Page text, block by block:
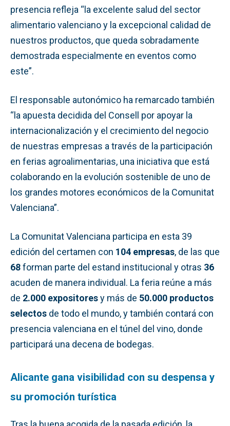
presencia refleja “la excelente salud del sector
alimentario valenciano y la excepcional calidad de
nuestros productos, que queda sobradamente
demostrada especialmente en eventos como
este”.
El responsable autonómico ha remarcado también
“la apuesta decidida del Consell por apoyar la
internacionalización y el crecimiento del negocio
de nuestras empresas a través de la participación
en ferias agroalimentarias, una iniciativa que está
colaborando en la evolución sostenible de uno de
los grandes motores económicos de la Comunitat
Valenciana”.
La Comunitat Valenciana participa en esta 39
edición del certamen con 104 empresas, de las que
68forman parte del estand institucional y otras 36
acuden de manera individual. La feria reúne a más
de 2.000 expositoresy más de 50.000 productos
selectos de todo el mundo, y también contará con
presencia valenciana en el túnel del vino, donde
participará una decena de bodegas.
Alicante gana visibilidad con su despensa y
su promoción turística